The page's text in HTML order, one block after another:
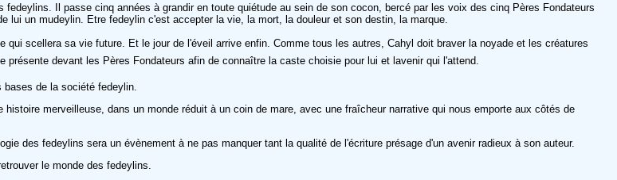
Il passe cinq années à grandir en toute quiétude au sein de son cocon, bercé par les voix des cinq Pères Fondateurs
un mudeylin. Etre fedeylin c'est accepter la vie, la mort, la douleur et son destin, la marque.
scellera sa vie future. Et le jour de l'éveil arrive enfin. Comme tous les autres, Cahyl doit braver la noyade et les créatures
devant les Pères Fondateurs afin de connaître la caste choisie pour lui et lavenir qui l'attend.
de la société fedeylin.
merveilleuse, dans un monde réduit à un coin de mare, avec une fraîcheur narrative qui nous emporte aux côtés de
des fedeylins sera un évènement à ne pas manquer tant la qualité de l'écriture présage d'un avenir radieux à son auteur.
le monde des fedeylins.